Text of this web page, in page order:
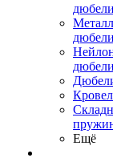
дюбели
дюбели
дюбели
Ещё